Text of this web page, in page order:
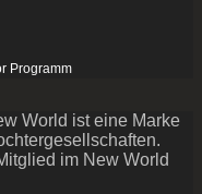
World ist eine Marke
im New World